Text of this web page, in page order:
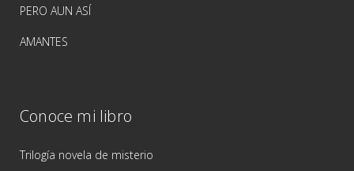
PERO AUN ASÍ
AMANTES
Conoce mi libro
Trilogía novela de misterio